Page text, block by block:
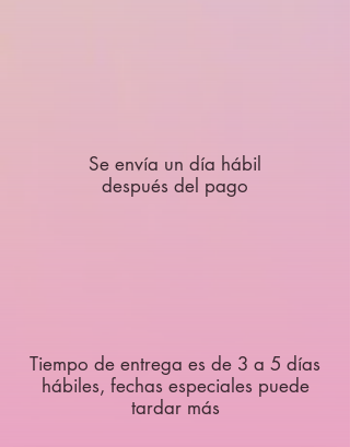
Se envía un día hábil
después del pago
Tiempo de entrega es de 3 a 5 días
hábiles, fechas especiales puede
tardar más